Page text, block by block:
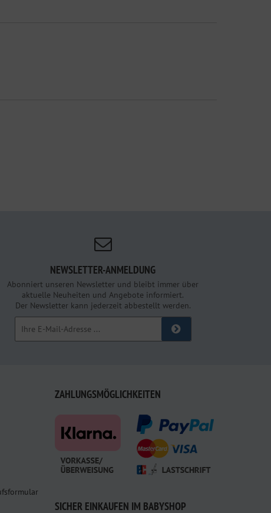
NEWSLETTER-ANMELDUNG
Abonniert unseren Newsletter und bleibt immer über
aktuelle Neuheiten und Angebote informiert.
Der Newsletter kann jederzeit abbestellt werden.
ZAHLUNGSMÖGLICHKEITEN
SICHER EINKAUFEN IM BABYSHOP